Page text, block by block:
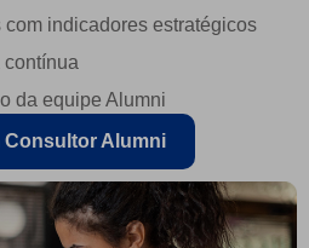
indicadores estratégicos
contínua
da equipe Alumni
Consultor Alumni